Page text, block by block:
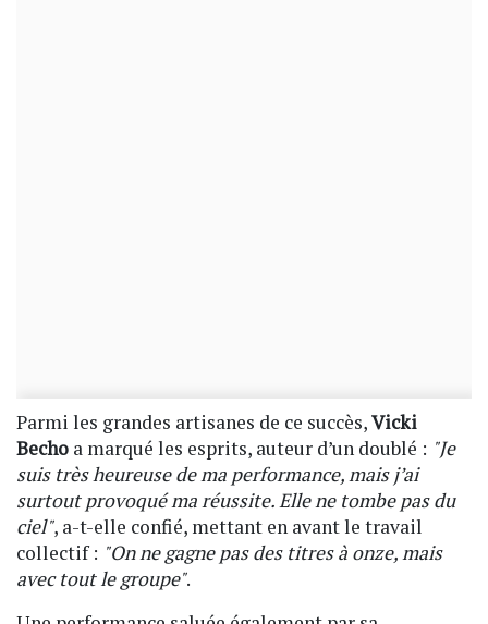
Parmi les grandes artisanes de ce succès,Vicki
Becho a marqué les esprits, auteur d’un doublé : "Je
suis très heureuse de ma performance, mais j’ai
surtout provoqué ma réussite. Elle ne tombe pas du
ciel", a-t-elle confié, mettant en avant le travail
collectif : "On ne gagne pas des titres à onze, mais
avec tout le groupe".